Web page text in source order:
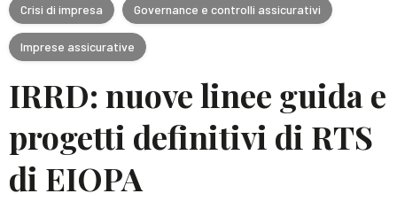
Crisi di impresa Governance e controlli assicurativi
Imprese assicurative
IRRD: nuove linee guida e
progetti definitivi di RTS
di EIOPA